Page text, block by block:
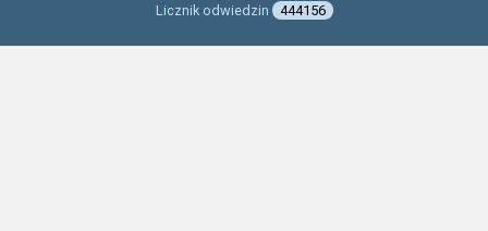
Licznik odwiedzin
444156